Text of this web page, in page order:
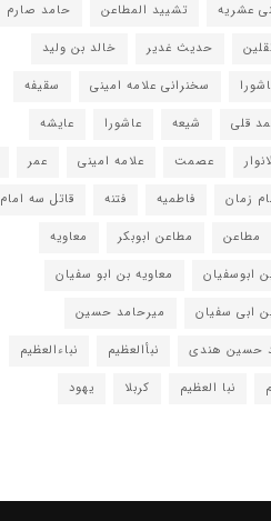
عشریه
تشیید المطاعن
حامد صارم
حدیث غدیر
خالد بن ولید
سخنرانی علامه امینی
سقیفه
قلی
شیعه عاشورا
عایشه
عصمت علامه امینی عمر
زمان
فاطمیه فتنه
قاتل سه امام
مطاعن مطاعن ابوبکر
معاویه
ابوسفیان
معاویه بن ابو سفیان
ابی سفیان
میرحامد حسین
حسین هندی
نبأالعظیم
نباءالعظیم
نبا العظیم کربلا یهود